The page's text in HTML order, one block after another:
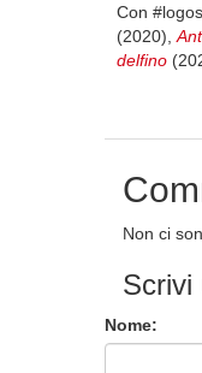
Con
(2020),
delfino
Non ci
Scrivi
Nome: